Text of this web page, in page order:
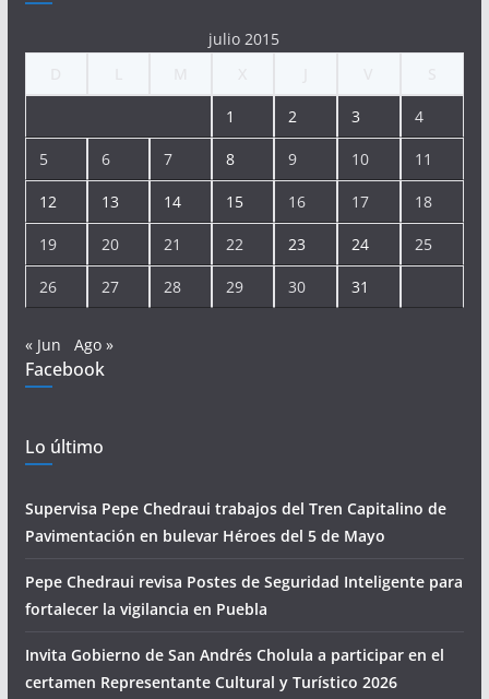
julio 2015
1 2 3 4
5 6 7 8 9 10 11
12 13 14 15 16 17 18
19 20 21 22 23 24 25
26 27 28 29 30 31
« Jun Ago »
Facebook
Lo último
Supervisa Pepe Chedraui trabajos del Tren Capitalino de
Pavimentación en bulevar Héroes del 5 de Mayo
Pepe Chedraui revisa Postes de Seguridad Inteligente para
fortalecer la vigilancia en Puebla
Invita Gobierno de San Andrés Cholula a participar en el
certamen Representante Cultural y Turístico 2026